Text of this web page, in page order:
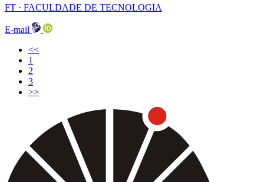
FT · FACULDADE DE TECNOLOGIA
E-mail
<<
1
2
3
>>